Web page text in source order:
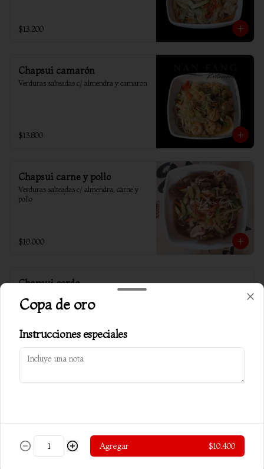
$13.200
Chapsui camarón
Verduras salteadas c/ almendra y camaron
$13.800
Chapsui carne y pollo
Verduras salteadas c/ almendra, carne y
pollo
$10.000
Chapsui cerdo
Verduras salteadas c/ almendra y cerdo
$10.500
$10.800
Copa de oro
Instrucciones especiales
Agregar $10.400